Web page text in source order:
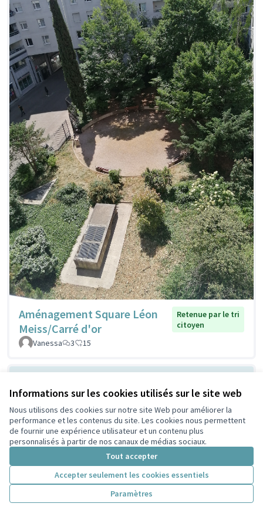
Informations sur les cookies utilisés sur le site web
Nous utilisons des cookies sur notre site Web pour améliorer la
performance et les contenus du site. Les cookies nous permettent
de fournir une expérience utilisateur et un contenu plus
personnalisés à partir de nos canaux de médias sociaux.
Tout accepter
Accepter seulement les cookies essentiels
Paramètres
Aménagement Square Léon
Meiss/Carré d'or
Retenue par le tri
citoyen
Vanessa
3 15
Faire du Parc du Centre un lieu
convivial et secure pour nos
enfants
Retenue par
le tri citoyen